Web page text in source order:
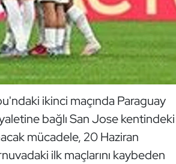
ikinci maçında Paraguay
bağlı San Jose kentindeki
mücadele, 20 Haziran
ilk maçlarını kaybeden